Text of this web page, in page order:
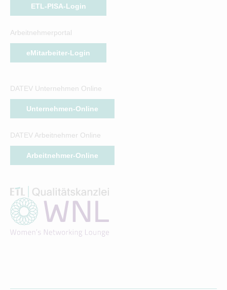
ETL-PISA-Login
Arbeitnehmerportal
eMitarbeiter-Login
DATEV Unternehmen Online
Unternehmen-Online
DATEV Arbeitnehmer Online
Arbeitnehmer-Online